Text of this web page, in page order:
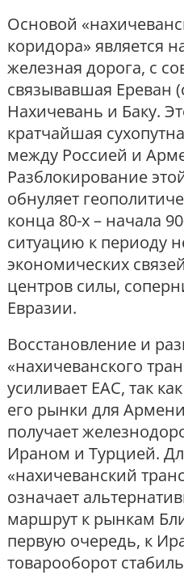
Основой
коридора» является
железная дорога, с
связывавшая Ереван
Нахичевань и Баку.
кратчайшая
между Россией и
Разблокирование
обнуляет
конца 80-х – начала
ситуацию к периоду
экономических
центров силы,
Евразии.
Восстановление и
«нахичеванского
усиливает ЕАС, так
его рынки для
получает
Ираном и Турцией.
«нахичеванский
означает
маршрут к рынкам
первую очередь, к
товарооборот